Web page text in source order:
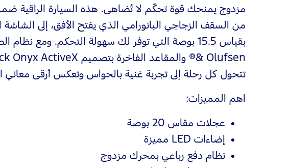
مزدوج يمنحك قوة تحكّم لا تُضاهى. هذه السيارة الراقية
من السقف الزجاجي البانورامي الذي يفتح الأفق، إلى الشاشة
تتحول كل رحلة إلى تجربة غنية بالحواس وتعكس أرقى معاني
اهم المميزات:
عجلات مقاس 20 بوصة
إضاءات LED مميزة
نظام دفع رباعي بمحرك مزدوج